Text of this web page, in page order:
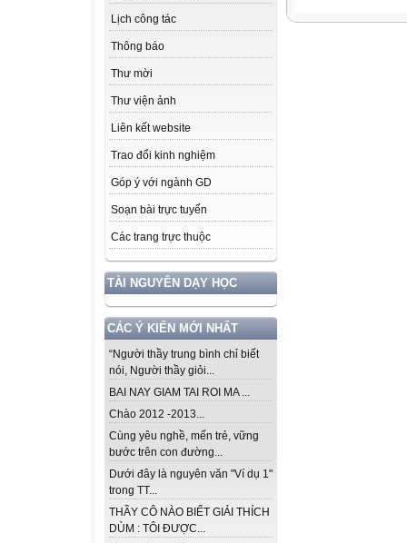
Lịch công tác
Thông báo
Thư mời
Thư viện ảnh
Liên kết website
Trao đổi kinh nghiệm
Góp ý với ngành GD
Soạn bài trực tuyến
Các trang trực thuộc
TÀI NGUYÊN DẠY HỌC
CÁC Ý KIẾN MỚI NHẤT
“Người thầy trung bình chỉ biết
nói, Người thầy giỏi...
BAI NAY GIAM TAI ROI MA ...
Chào 2012 -2013...
Cùng yêu nghề, mến trẻ, vững
bước trên con đường...
Dưới đây là nguyên văn "Ví dụ 1"
trong TT...
THẦY CÔ NÀO BIẾT GIẢI THÍCH
DÙM : TÔI ĐƯỢC...